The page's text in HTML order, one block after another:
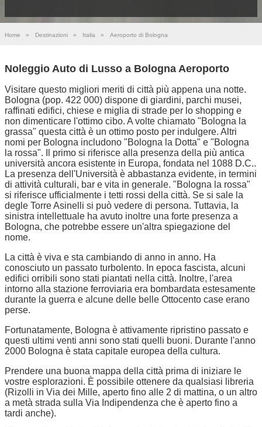
Home » Destinazioni » Italia » Aeroporto di Bologna
Noleggio Auto di Lusso a Bologna Aeroporto
Visitare questo migliori meriti di città più appena una notte.
Bologna (pop. 422 000) dispone di giardini, parchi musei,
raffinati edifici, chiese e miglia di strade per lo shopping e
non dimenticare l'ottimo cibo. A volte chiamato "Bologna la
grassa" questa città è un ottimo posto per indulgere. Altri
nomi per Bologna includono "Bologna la Dotta" e "Bologna
la rossa". Il primo si riferisce alla presenza della più antica
università ancora esistente in Europa, fondata nel 1088 D.C..
La presenza dell'Università è abbastanza evidente, in termini
di attività culturali, bar e vita in generale. "Bologna la rossa"
si riferisce ufficialmente i tetti rossi della città. Se si sale la
degle Torre Asinelli si può vedere di persona. Tuttavia, la
sinistra intellettuale ha avuto inoltre una forte presenza a
Bologna, che potrebbe essere un'altra spiegazione del
nome.
La città è viva e sta cambiando di anno in anno. Ha
conosciuto un passato turbolento. In epoca fascista, alcuni
edifici orribili sono stati piantati nella città. Inoltre, l'area
intorno alla stazione ferroviaria era bombardata estesamente
durante la guerra e alcune delle belle Ottocento case erano
perse.
Fortunatamente, Bologna è attivamente ripristino passato e
questi ultimi venti anni sono stati quelli buoni. Durante l'anno
2000 Bologna è stata capitale europea della cultura.
Prendere una buona mappa della città prima di iniziare le
vostre esplorazioni. È possibile ottenere da qualsiasi libreria
(Rizolli in Via dei Mille, aperto fino alle 2 di mattina, o un altro
a metà strada sulla Via Indipendenza che è aperto fino a
tardi anche).